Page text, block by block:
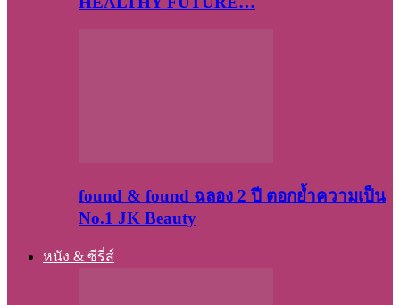
found & found ฉลอง 2 ปี ตอกย้ำความเป็น
No.1 JK Beauty
หนัง & ซีรี่ส์